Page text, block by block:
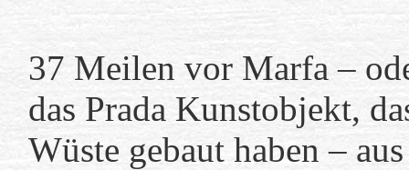
37 Meilen vor Marfa –
das Prada Kunstobjekt,
Wüste gebaut haben –